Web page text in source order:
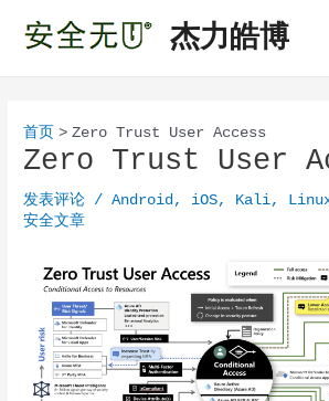
杰力皓博
首页 Zero Trust User Access
Zero Trust User
发表评论 /Android, iOS, Kali,
安全文章